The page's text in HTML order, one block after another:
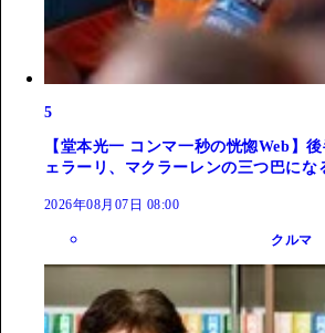
5
【堂本光一 コンマ一秒の恍惚Web】
ェラーリ、マクラーレンの三つ巴にな
2026年08月07日 08:00
クルマ